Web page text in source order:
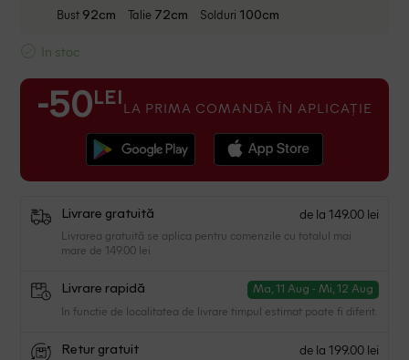
Bust 92cm Talie 72cm Solduri 100cm
In stoc
-50 LEI LA PRIMA COMANDĂ ÎN APLICAȚIE
Livrare gratuită de la 149.00 lei
Livrarea gratuită se aplica pentru comenzile cu totalul mai
mare de 149.00 lei
Livrare rapidă Ma, 11 Aug - Mi, 12 Aug
In functie de localitatea de livrare timpul estimat poate fi diferit.
Retur gratuit de la 199.00 lei